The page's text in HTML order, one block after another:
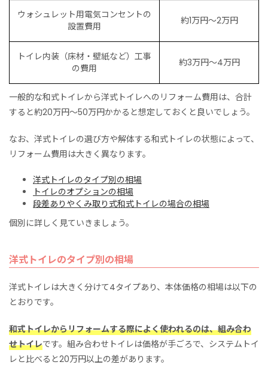
ウォシュレット用電気コンセントの
設置費用
約1万円〜2万円
トイレ内装（床材・壁紙など）工事
の費用
約3万円〜4万円
一般的な和式トイレから洋式トイレへのリフォーム費用は、合計
すると約20万円〜50万円かかると想定しておくと良いでしょう。
なお、洋式トイレの選び方や解体する和式トイレの状態によって、
リフォーム費用は大きく異なります。
洋式トイレのタイプ別の相場
トイレのオプションの相場
段差ありやくみ取り式和式トイレの場合の相場
個別に詳しく見ていきましょう。
洋式トイレのタイプ別の相場
洋式トイレは大きく分けて4タイプあり、本体価格の相場は以下の
とおりです。
和式トイレからリフォームする際によく使われるのは、組み合わ
せトイレです。組み合わせトイレは価格が手ごろで、システムトイ
レと比べると20万円以上の差があります。